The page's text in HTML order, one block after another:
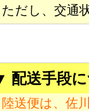
ただし、交通
配送手段
陸送便は、佐